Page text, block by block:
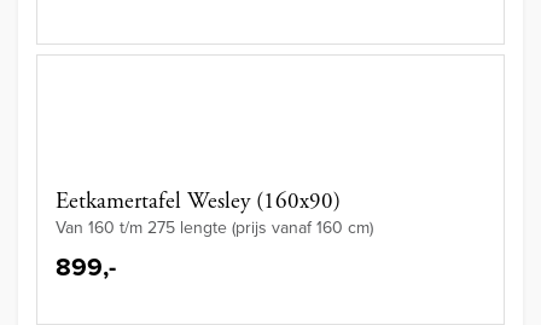
Eetkamertafel Wesley (160x90)
Van 160 t/m 275 lengte (prijs vanaf 160 cm)
899,-